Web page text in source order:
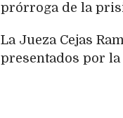
prórroga de la
La Jueza Cejas
presentados por la